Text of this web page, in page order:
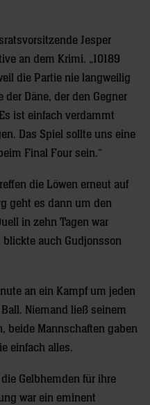
Jesper
an dem Krimi. „10189
die Partie nie langweilig
der Däne, der den Gegner
ist einfach verdammt
Das Spiel sollte uns eine
Final Four sein.“
die Löwen erneut auf
geht es dann um den
in zehn Tagen war
auch Gudjonsson
an ein Kampf um jeden
Niemand ließ seinem
beide Mannschaften gaben
einfach alles.
Gelbhemden für ihre
war ein eminent